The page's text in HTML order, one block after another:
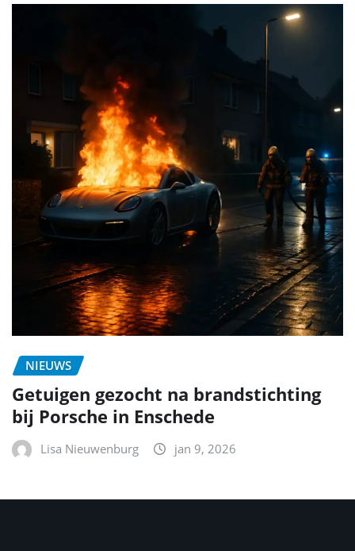
NIEUWS
Getuigen gezocht na brandstichting
bij Porsche in Enschede
Lisa Nieuwenburg jan 9, 2026